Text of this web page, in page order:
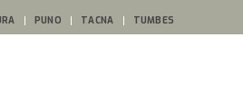
PUNO TACNA TUMBES